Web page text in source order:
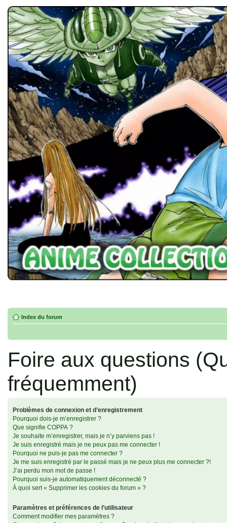
Index du forum
Foire aux questions
fréquemment)
Problèmes de connexion et d’enregistrement
Pourquoi dois-je m’enregistrer ?
Que signifie COPPA ?
Je souhaite m’enregistrer, mais je n’y parviens pas !
Je suis enregistré mais je ne peux pas me connecter !
Pourquoi ne puis-je pas me connecter ?
Je me suis enregistré par le passé mais je ne peux plus me connecter ?!
J’ai perdu mon mot de passe !
Pourquoi suis-je automatiquement déconnecté ?
À quoi sert « Supprimer les cookies du forum » ?
Paramètres et préférences de l’utilisateur
Comment modifier mes paramètres ?